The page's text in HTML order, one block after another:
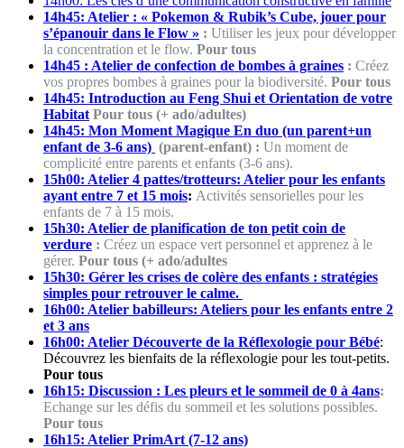
14h45: Atelier : « Pokemon & Rubik’s Cube, jouer pour
s’épanouir dans le Flow » : Utiliser les jeux pour développer
la concentration et le flow. Pour tous
14h45 : Atelier de confection de bombes à graines : Créez
vos propres bombes à graines pour la biodiversité. Pour tous
14h45: Introduction au Feng Shui et Orientation de votre
Habitat Pour tous (+ ado/adultes)
14h45: Mon Moment Magique En duo (un parent+un
enfant de 3-6 ans) (parent-enfant) : Un moment de
complicité entre parents et enfants (3-6 ans).
15h00: Atelier 4 pattes/trotteurs: Atelier pour les enfants
ayant entre 7 et 15 mois: Activités sensorielles pour les
enfants de 7 à 15 mois.
15h30: Atelier de planification de ton petit coin de
verdure : Créez un espace vert personnel et apprenez à le
gérer. Pour tous (+ ado/adultes
15h30: Gérer les crises de colère des enfants : stratégies
simples pour retrouver le calme.
16h00: Atelier babilleurs: Ateliers pour les enfants entre 2
et 3 ans
16h00: Atelier Découverte de la Réflexologie pour Bébé:
Découvrez les bienfaits de la réflexologie pour les tout-petits.
Pour tous
16h15: Discussion : Les pleurs et le sommeil de 0 à 4ans:
Echange sur les défis du sommeil et les solutions possibles.
Pour tous
16h15: Atelier PrimArt (7-12 ans)